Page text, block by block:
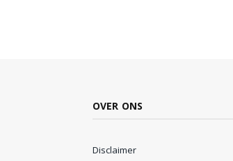
OVER ONS
Disclaimer